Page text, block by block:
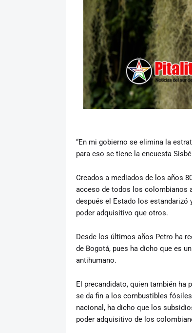
“En mi gobierno se elimina la
para eso se tiene la encuesta
Creados a mediados de los años
acceso de todos los colombianos
después el Estado los estandarizó
poder adquisitivo que otros.
Desde los últimos años Petro ha
de Bogotá, pues ha dicho que es
antihumano.
El precandidato, quien también ha
se da fin a los combustibles
nacional, ha dicho que los
poder adquisitivo de los